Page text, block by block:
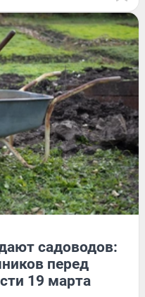
садоводов:
перед
19 марта